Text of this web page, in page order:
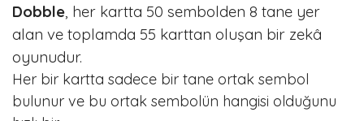
Dobble, her kartta 50 sembolden 8 tane yer
alan ve toplamda 55 karttan oluşan bir zekâ
oyunudur.
Her bir kartta sadece bir tane ortak sembol
bulunur ve bu ortak sembolün hangisi olduğunu